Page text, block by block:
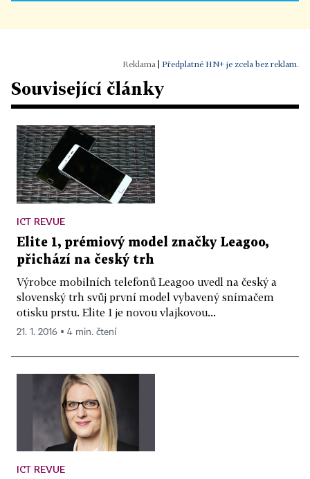
Předplatné HN+ je zcela bez reklam.
Související články
ICT REVUE
Elite 1, prémiový model značky Leagoo,
přichází na český trh
Výrobce mobilních telefonů Leagoo uvedl na český a
slovenský trh svůj první model vybavený snímačem
otisku prstu. Elite 1 je novou vlajkovou...
21. 1. 2016 ▪ 4 min. čtení
ICT REVUE